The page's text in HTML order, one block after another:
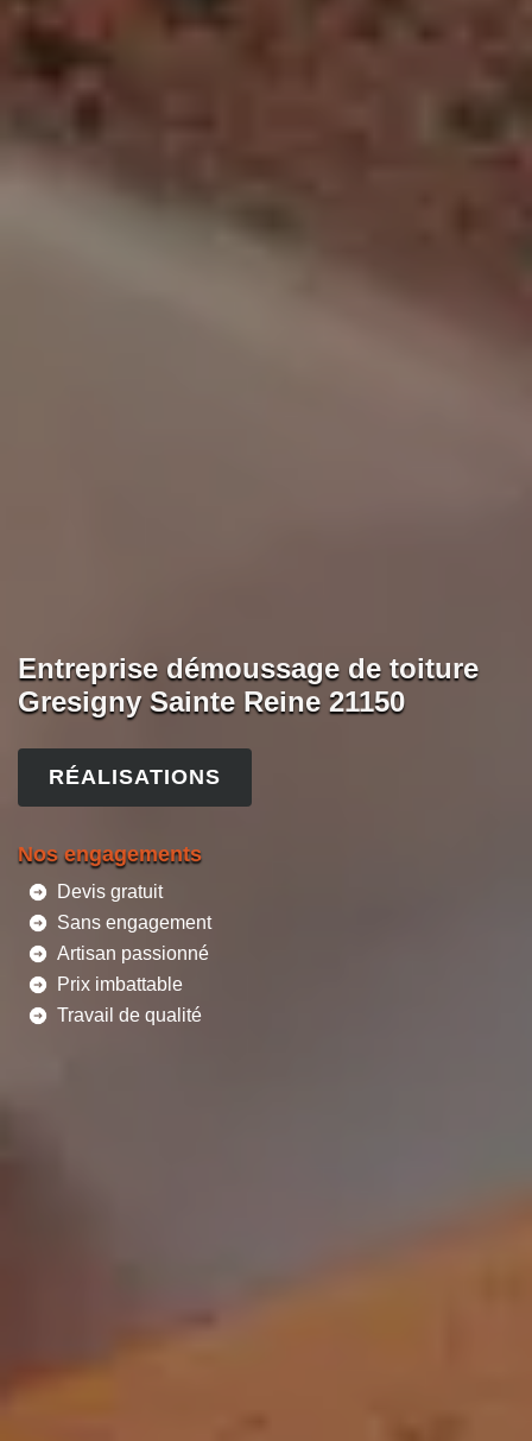
Entreprise démoussage de toiture
Gresigny Sainte Reine 21150
RÉALISATIONS
Nos engagements
Devis gratuit
Sans engagement
Artisan passionné
Prix imbattable
Travail de qualité